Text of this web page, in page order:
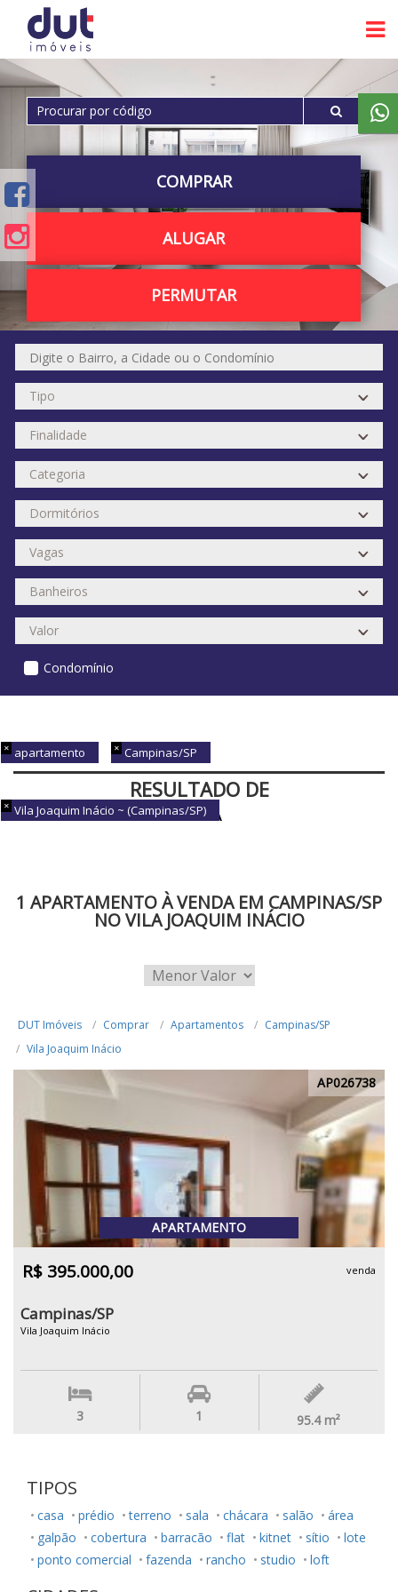
COMPRAR
ALUGAR
PERMUTAR
Condomínio
apartamento Campinas/SP
Vila Joaquim Inácio ~ (Campinas/SP)
RESULTADO DE
BUSCA
1 APARTAMENTO À VENDA EM CAMPINAS/SP
NO VILA JOAQUIM INÁCIO
DUT Imóveis Comprar Apartamentos
Campinas/SP
Vila Joaquim Inácio
AP026738
APARTAMENTO
R$ 395.000,00 venda
Campinas/SP
Vila Joaquim Inácio
3 1 95.4 m²
TIPOS
casa prédio terreno sala chácara salão
área
galpão
cobertura barracão flat kitnet sítio
lote
ponto comercial
fazenda rancho studio loft